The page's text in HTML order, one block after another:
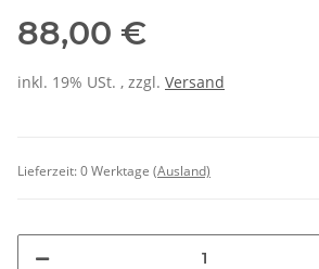
88,00 €
inkl. 19% USt. , zzgl. Versand
Lieferzeit:0 Werktage (Ausland)